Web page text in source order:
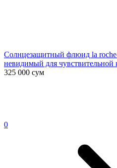
Солнцезащитный флюид la
невидимый для
325 000 сум
0